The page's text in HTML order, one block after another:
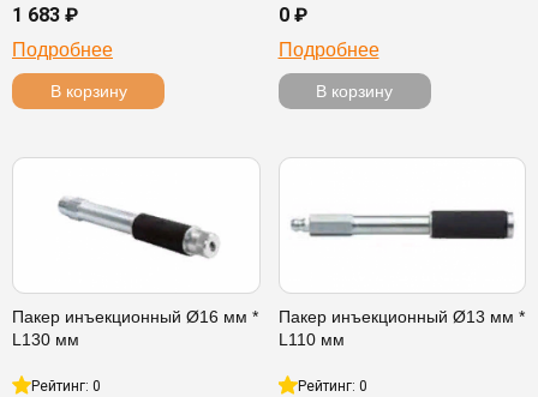
1 683 ₽
Подробнее
В корзину
0 ₽
Подробнее
В корзину
Пакер инъекционный Ø16 мм *
L130 мм
Рейтинг: 0
Пакер инъекционный Ø13 мм *
L110 мм
Рейтинг: 0